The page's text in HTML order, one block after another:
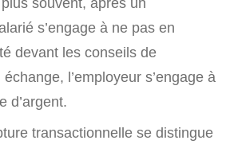
s’engage à ne pas en
devant les conseils de
l’employeur s’engage à
d’argent.
transactionnelle se distingue